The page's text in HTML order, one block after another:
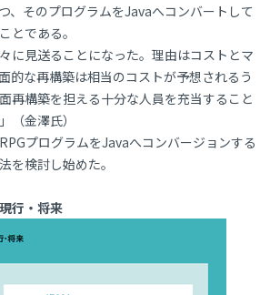
、そのプログラムをJavaへコンバートして
とである。
に見送ることになった。理由はコストとマ
的な再構築は相当のコストが予想されるう
再構築を担える十分な人員を充当すること
（金澤氏）
プログラムをJavaへコンバージョンする
を検討し始めた。
行・将来